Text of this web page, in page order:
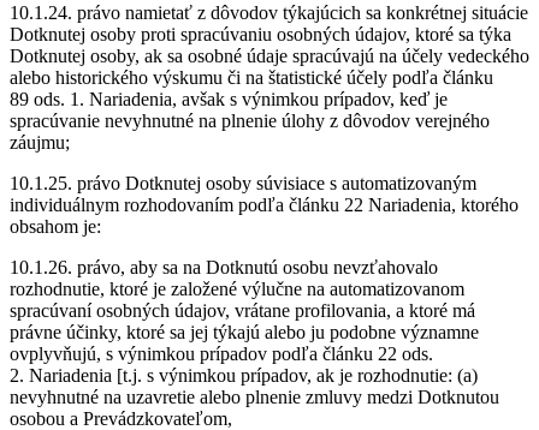
10.1.24. právo namietať z dôvodov týkajúcich sa konkrétnej situácie
Dotknutej osoby proti spracúvaniu osobných údajov, ktoré sa týka
Dotknutej osoby, ak sa osobné údaje spracúvajú na účely vedeckého
alebo historického výskumu či na štatistické účely podľa článku
89 ods. 1. Nariadenia, avšak s výnimkou prípadov, keď je
spracúvanie nevyhnutné na plnenie úlohy z dôvodov verejného
záujmu;
10.1.25. právo Dotknutej osoby súvisiace s automatizovaným
individuálnym rozhodovaním podľa článku 22 Nariadenia, ktorého
obsahom je:
10.1.26. právo, aby sa na Dotknutú osobu nevzťahovalo
rozhodnutie, ktoré je založené výlučne na automatizovanom
spracúvaní osobných údajov, vrátane profilovania, a ktoré má
právne účinky, ktoré sa jej týkajú alebo ju podobne významne
ovplyvňujú, s výnimkou prípadov podľa článku 22 ods.
2. Nariadenia [t.j. s výnimkou prípadov, ak je rozhodnutie: (a)
nevyhnutné na uzavretie alebo plnenie zmluvy medzi Dotknutou
osobou a Prevádzkovateľom,